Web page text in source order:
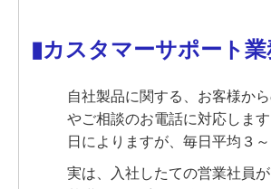
▮カスタマーサポート業
自社製品に関する、お客様か
やご相談のお電話に対応します
日によりますが、毎日平均３～
実は、入社したての営業社員